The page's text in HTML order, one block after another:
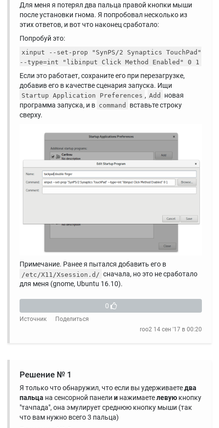
Для меня я потерял два пальца правой кнопки мыши
после установки гнома. Я попробовал несколько из
этих ответов, и вот что наконец сработало:
Попробуй это:
xinput --set-prop "SynPS/2 Synaptics TouchPad"
--type=int "libinput Click Method Enabled" 0 1
Если это работает, сохраните его при перезагрузке,
добавив его в качестве сценария запуска. Ищи
Startup Application Preferences , Add
новая
программа запуска, и в command
вставьте строку
сверху.
Примечание. Ранее я пытался добавить его в
/etc/X11/Xsession.d/ сначала, но это не сработало
для меня (gnome, Ubuntu 16.10).
0
Источник
Поделиться
roo2 14 сен '17 в 00:20
Решение № 1
Я только что обнаружил, что если вы удерживаетедва
пальца на сенсорной панели и нажимаетелевую кнопку
"тачпада", она эмулирует среднюю кнопку мыши (так
что вам нужно всего 3 пальца)